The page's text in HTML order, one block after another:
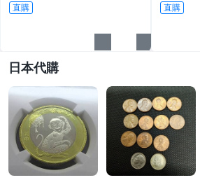
直購 直購
日本代購